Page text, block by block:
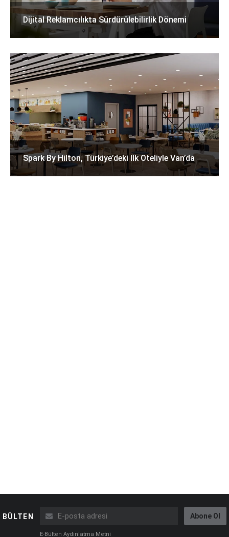
Dijital Reklamcılıkta Sürdürülebilirlik Dönemi
Spark By Hilton, Türkiye’deki Ilk Oteliyle Van’da
BÜLTEN Abone Ol
E-Bülten Aydınlatma Metni